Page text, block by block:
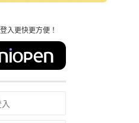
入更快更方便！